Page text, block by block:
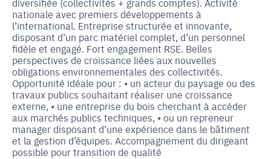
nationale avec premiers développements à
l’international. Entreprise structurée et innovante,
disposant d’un parc matériel complet, d’un personnel
fidèle et engagé. Fort engagement RSE. Belles
perspectives de croissance liées aux nouvelles
obligations environnementales des collectivités.
Opportunité idéale pour : • un acteur du paysage ou des
travaux publics souhaitant réaliser une croissance
externe, • une entreprise du bois cherchant à accéder
aux marchés publics techniques, • ou un repreneur
manager disposant d’une expérience dans le bâtiment
et la gestion d’équipes. Accompagnement du dirigeant
possible pour transition de qualité